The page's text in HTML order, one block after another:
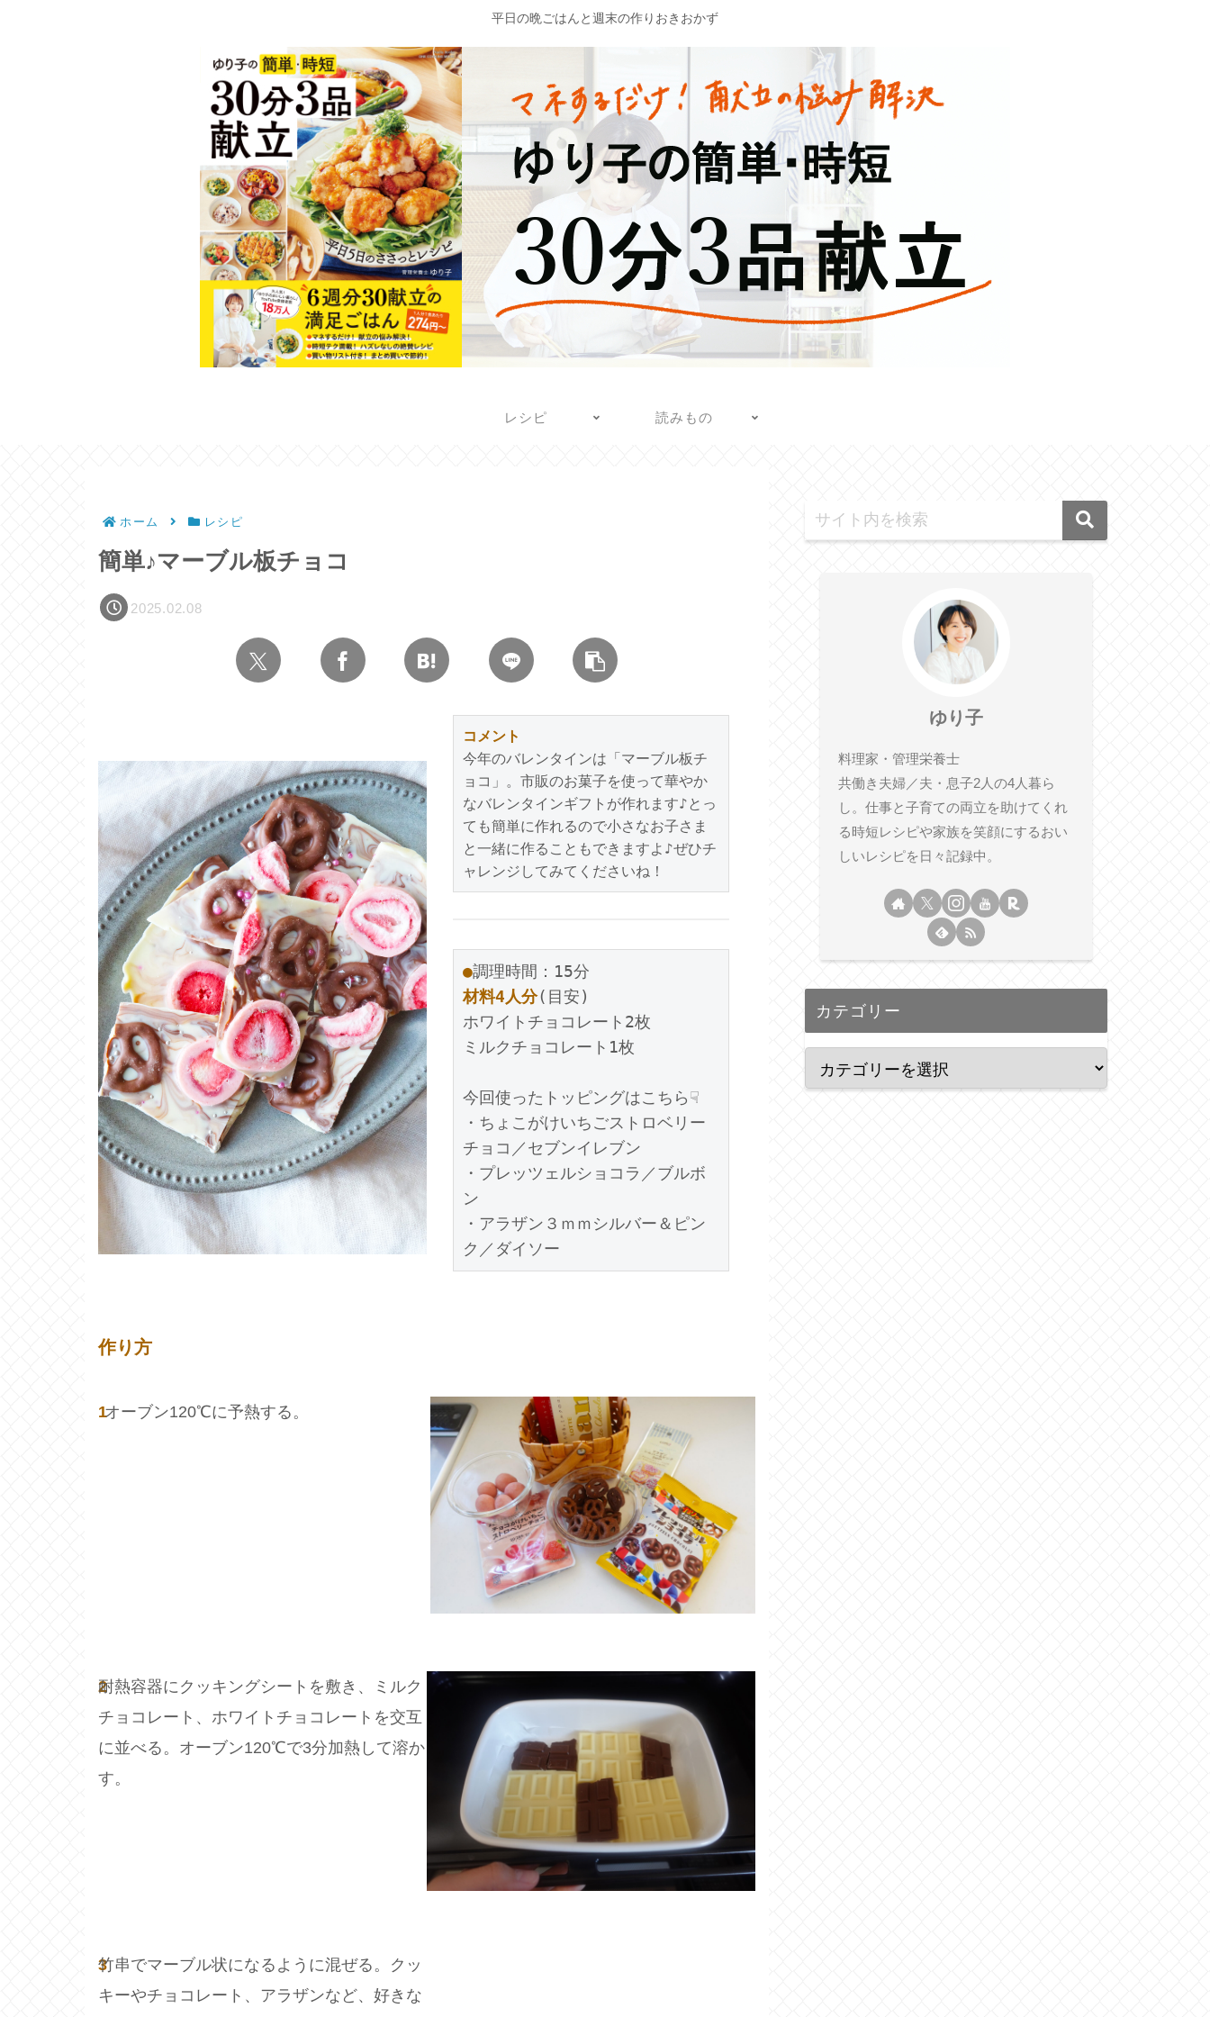
平日の晩ごはんと週末の作りおきおかず
レシピ 読みもの
ホーム レシピ
簡単♪マーブル板チョコ
2025.02.08
コメント
今年のバレンタインは「マーブル板チ
ョコ」。市販のお菓子を使って華やか
なバレンタインギフトが作れます♪とっ
ても簡単に作れるので小さなお子さま
と一緒に作ることもできますよ♪ぜひチ
ャレンジしてみてくださいね！
●
材料4人分(目安)
ホワイトチョコレート2枚
ミルクチョコレート1枚
今回使ったトッピングはこちら☟
・ちょこがけいちごストロベリー
チョコ／セブンイレブン
・プレッツェルショコラ／ブルボ
ン
・アラザン３ｍｍシルバー＆ピン
ク／ダイソー
作り方
1オーブン120℃に予熱する。
2
耐熱容器にクッキングシートを敷き、ミルク
チョコレート、ホワイトチョコレートを交互
に並べる。オーブン120℃で3分加熱して溶か
す。
3
竹串でマーブル状になるように混ぜる。クッ
キーやチョコレート、アラザンなど、好きな
ゆり子
料理家・管理栄養士
共働き夫婦／夫・息子2人の4人暮ら
し。仕事と子育ての両立を助けてくれ
る時短レシピや家族を笑顔にするおい
しいレシピを日々記録中。
カテゴリー